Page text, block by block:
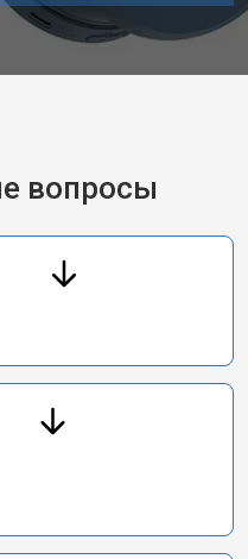
вопросы